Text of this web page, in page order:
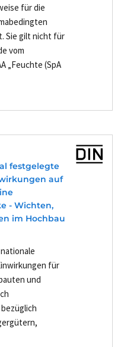
für die
Sie gilt nicht für
vom
„Feuchte (SpA
festgelegte
auf
- Wichten,
im Hochbau
für
und